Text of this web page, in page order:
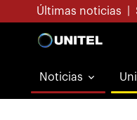
Últimas noticias
Noticias